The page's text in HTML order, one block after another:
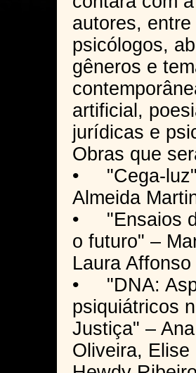
autores,
psicólogos,
gêneros e
artificial,
jurídicas e
Obras que
• "Cega-luz"
Almeida
• "Ensaios
o futuro" –
Laura
• "DNA:
psiquiátricos
Justiça" –
Oliveira, Elise